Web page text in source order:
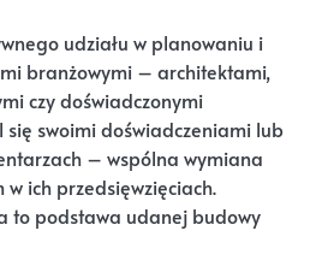
udziału w planowaniu i
branżowymi – architektami,
czy doświadczonymi
się swoimi doświadczeniami lub
– wspólna wymiana
ich przedsięwzięciach.
to podstawa udanej budowy